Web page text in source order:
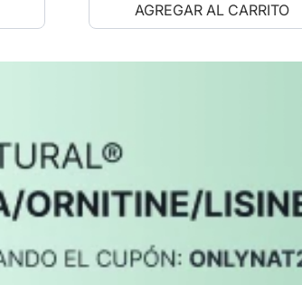
AGREGAR AL CARRITO